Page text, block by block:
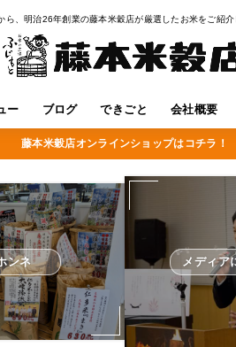
ら、明治26年創業の藤本米穀店が厳選したお米をご紹介
ー ブログ できごと 会社概要
藤本米穀店オンラインショップはコチラ！
ンネ メディア